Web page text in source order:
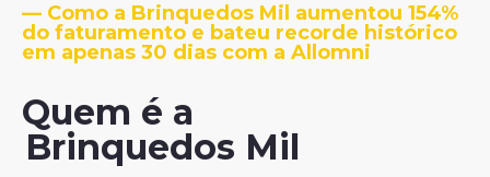
— Como a Brinquedos Mil aumentou 154%
do faturamento e bateu recorde histórico
em apenas 30 dias com a Allomni
Quem é a
Brinquedos Mil